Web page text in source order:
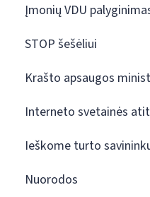
Įmonių VDU
STOP šešėliui
Krašto apsaugos
Interneto svetainės
Ieškome turto
Nuorodos